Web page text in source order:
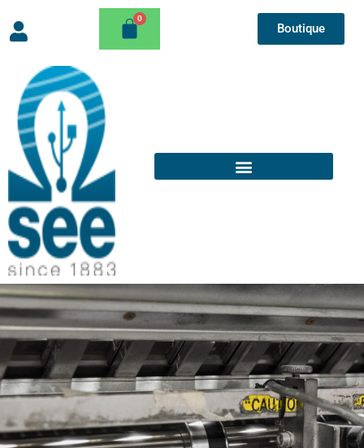
Boutique